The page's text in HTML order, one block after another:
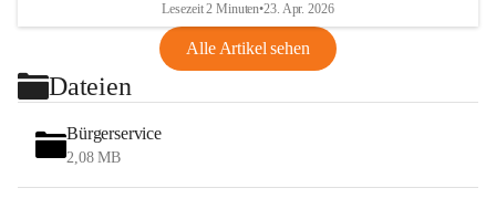
Lesezeit 2 Minuten•23. Apr. 2026
Alle Artikel sehen
Dateien
Bürgerservice
2,08 MB